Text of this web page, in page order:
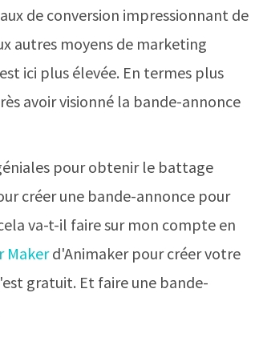
de conversion impressionnant de
autres moyens de marketing
ici plus élevée. En termes plus
avoir visionné la bande-annonce
pour obtenir le battage
créer une bande-annonce pour
va-t-il faire sur mon compte en
Makerd'Animaker pour créer votre
gratuit. Et faire une bande-